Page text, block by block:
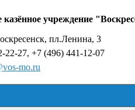
учреждение
пл.Ленина, 3
22-27, +7 (496) 441-12-07
mo.ru